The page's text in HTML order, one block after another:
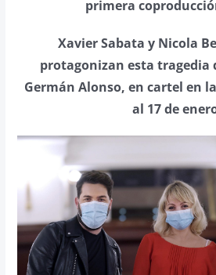
primera
Xavier Sabata y Nicola
protagonizan esta tragedia
Germán Alonso, en cartel en
al 17 de